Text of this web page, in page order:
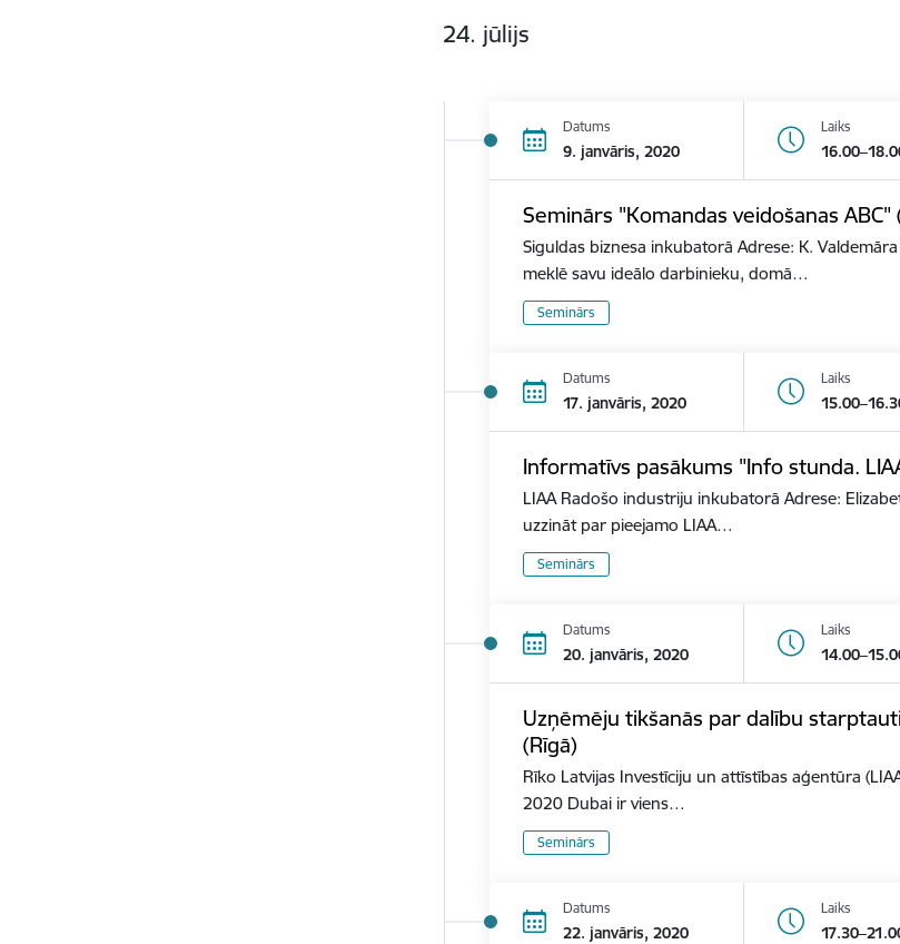
24. jūlijs
Datums
9. janvāris, 2020
Laiks
Seminārs "Komandas veidošanas ABC"
Siguldas biznesa inkubatorā Adrese: K.
meklē savu ideālo darbinieku, domā…
Seminārs
Datums
17. janvāris, 2020
Laiks
Informatīvs pasākums "Info stunda.
LIAA Radošo industriju inkubatorā Adrese:
uzzināt par pieejamo LIAA…
Seminārs
Datums
20. janvāris, 2020
Laiks
Uzņēmēju tikšanās par dalību
(Rīgā)
Rīko Latvijas Investīciju un attīstības aģentūra
2020 Dubai ir viens…
Seminārs
Datums
22. janvāris, 2020
Laiks